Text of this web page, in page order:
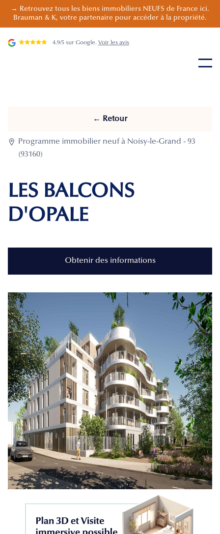
→ Retrouvez tous les biens immobiliers NEUFS de France ici.
Brauman & K, votre partenaire pour accéder à la propriété.
4.9/5 sur Google. Voir les avis
← Retour

Programme immobilier neuf à Noisy-le-Grand - 93
(93160)
LES BALCONS
D'OPALE
Obtenir des informations